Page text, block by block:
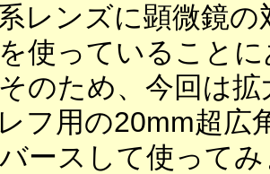
レンズに顕微鏡の
使っていること
のため、今回は拡
フ用の20mm超広
ースして使って